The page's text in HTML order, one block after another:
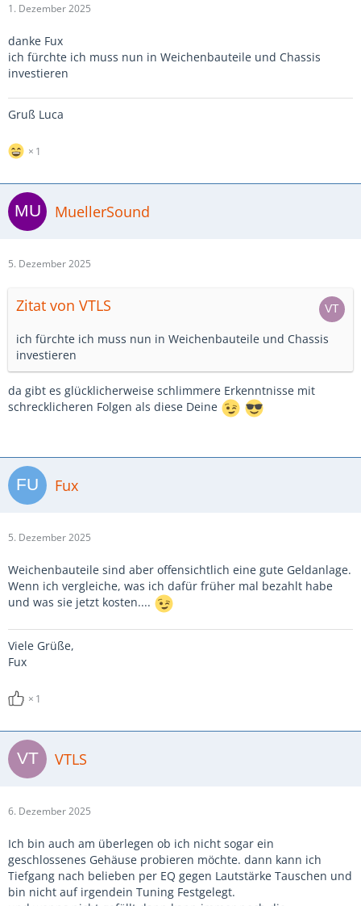
1. Dezember 2025
danke Fux
ich fürchte ich muss nun in Weichenbauteile und Chassis
investieren
Gruß Luca
1
MuellerSound
5. Dezember 2025
Zitat von VTLS
ich fürchte ich muss nun in Weichenbauteile und Chassis
investieren
da gibt es glücklicherweise schlimmere Erkenntnisse mit
schrecklicheren Folgen als diese Deine
Fux
5. Dezember 2025
Weichenbauteile sind aber offensichtlich eine gute Geldanlage.
Wenn ich vergleiche, was ich dafür früher mal bezahlt habe
und was sie jetzt kosten....
Viele Grüße,
Fux
1
VTLS
6. Dezember 2025
Ich bin auch am überlegen ob ich nicht sogar ein
geschlossenes Gehäuse probieren möchte. dann kann ich
Tiefgang nach belieben per EQ gegen Lautstärke Tauschen und
bin nicht auf irgendein Tuning Festgelegt.